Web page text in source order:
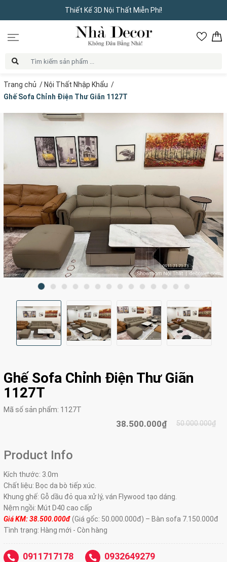
Thiết Kế 3D Nội Thất Miễn Phí!
Trang chủ / Nội Thất Nhập Khẩu /
Ghế Sofa Chỉnh Điện Thư Giãn 1127T
Ghế Sofa Chỉnh Điện Thư Giãn
1127T
Mã số sản phẩm: 1127T
38.500.000₫ 50.000.000₫
Product Info
Kích thước: 3.0m
Chất liệu: Bọc da bò tiếp xúc.
Khung ghế: Gỗ dầu đỏ qua xử lý, ván Flywood tạo dáng.
Nệm ngồi: Mút D40 cao cấp
Giá KM: 38.500.000đ(Giá gốc: 50.000.000đ) – Bàn sofa 7.150.000đ
Tình trạng: Hàng mới - Còn hàng
0911717178 0932649279